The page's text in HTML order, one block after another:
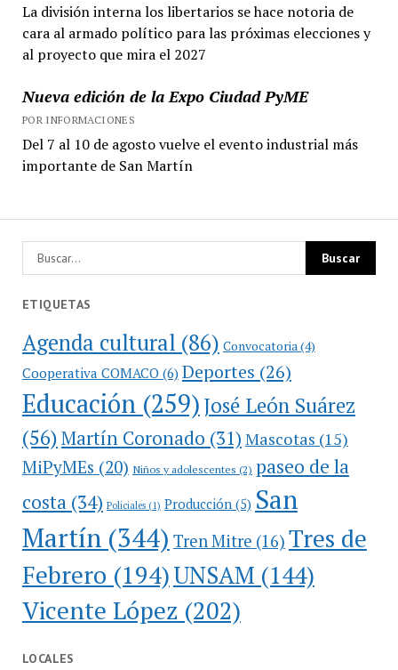
La división interna los libertarios se hace notoria de
cara al armado político para las próximas elecciones y
al proyecto que mira el 2027
Nueva edición de la Expo Ciudad PyME
POR INFORMACIONES
Del 7 al 10 de agosto vuelve el evento industrial más
importante de San Martín
ETIQUETAS
Agenda cultural (86) Convocatoria (4)
Cooperativa COMACO(6) Deportes (26)
Educación(259)José León Suárez
(56)Martín Coronado (31) Mascotas (15)
MiPyMEs (20) Niños y adolescentes (2) paseo de la
costa(34) Policiales(1) Producción(5) San
Martín(344) Tren Mitre (16) Tres de
Febrero (194)UNSAM (144)
Vicente López (202)
LOCALES